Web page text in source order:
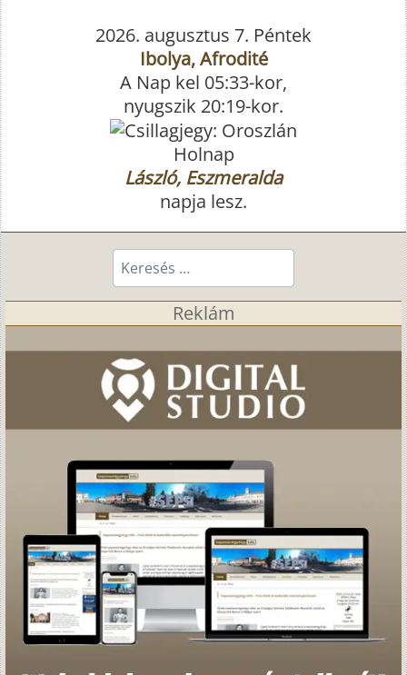
2026. augusztus 7. Péntek
Ibolya, Afrodité
A Nap kel 05:33-kor,
nyugszik 20:19-kor.
Holnap
László, Eszmeralda
napja lesz.
Keresés...
Reklám